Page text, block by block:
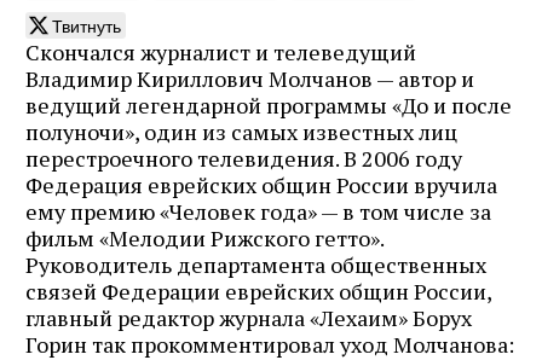
Твитнуть
Скончался журналист и телеведущий
Владимир Кириллович Молчанов — автор и
ведущий легендарной программы «До и после
полуночи», один из самых известных лиц
перестроечного телевидения. В 2006 году
Федерация еврейских общин России вручила
ему премию «Человек года» — в том числе за
фильм «Мелодии Рижского гетто».
Руководитель департамента общественных
связей Федерации еврейских общин России,
главный редактор журнала «Лехаим» Борух
Горин так прокомментировал уход Молчанова: